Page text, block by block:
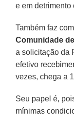
e em detrimento
Também faz
Comunidade
a solicitação da
efetivo
vezes, chega a
Seu papel é,
mínimas